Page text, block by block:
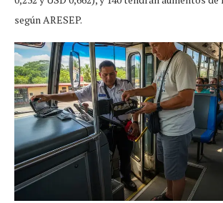
según ARESEP.